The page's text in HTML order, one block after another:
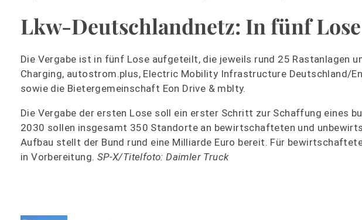
Lkw-Deutschlandnetz: In fünf
Die Vergabe ist in fünf Lose aufgeteilt, die jeweils rund 25 Rastanlagen
Charging, autostrom.plus, Electric Mobility Infrastructure Deutschland/
sowie die Bietergemeinschaft Eon Drive & mblty.
Die Vergabe der ersten Lose soll ein erster Schritt zur Schaffung eines
2030 sollen insgesamt 350 Standorte an bewirtschafteten und
Aufbau stellt der Bund rund eine Milliarde Euro bereit. Für
in Vorbereitung. SP-X/Titelfoto: Daimler Truck